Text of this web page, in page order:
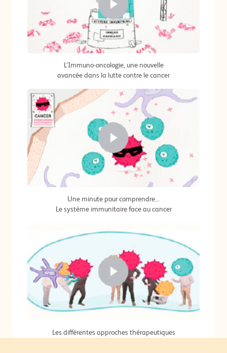
L’Immuno-oncologie, une nouvelle
avancée dans la lutte contre le cancer
Une minute pour comprendre...
Le système immunitaire face au cancer
Les différentes approches thérapeutiques